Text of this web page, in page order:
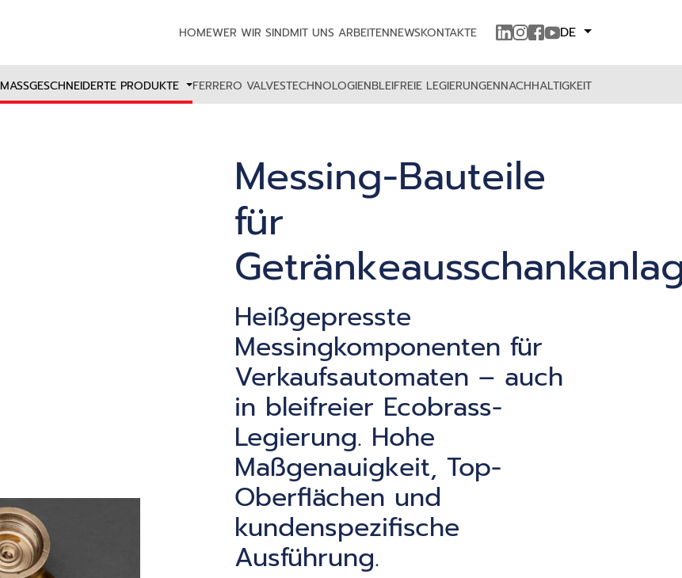
HOMEWER WIR SINDMIT UNS ARBEITENNEWSKONTAKTE DE
MASSGESCHNEIDERTE PRODUKTE FERRERO VALVESTECHNOLOGIENBLEIFREIE LEGIERUNGENNACHHALTIGKEIT
Messing-Bauteile
für
Heißgepresste
Messingkomponenten für
Verkaufsautomaten – auch
in bleifreier Ecobrass-
Legierung. Hohe
Maßgenauigkeit, Top-
Oberflächen und
kundenspezifische
Ausführung.